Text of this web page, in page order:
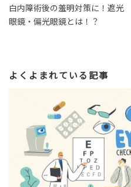
白内障術後の羞明対策に！遮光
眼鏡・偏光眼鏡とは！？
よくよまれている記事